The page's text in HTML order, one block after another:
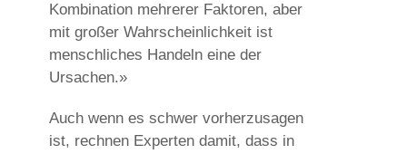
Kombination mehrerer Faktoren, aber
mit großer Wahrscheinlichkeit ist
menschliches Handeln eine der
Ursachen.»
Auch wenn es schwer vorherzusagen
ist, rechnen Experten damit, dass in